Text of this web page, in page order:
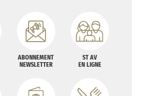
ABONNEMENT
NEWSLETTER
ST AV
EN LIGNE